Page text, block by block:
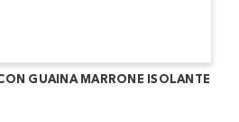
GUAINA MARRONE ISOLANTE